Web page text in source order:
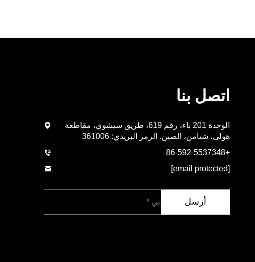
اتصل بنا
الوحدة 201 باء، رقم 619، طريق سيشوي، مقاطعة
هولي، شيامن، الصين. الرمز البريدي: 361006
+86-592-5537348
[email protected]
أرسل